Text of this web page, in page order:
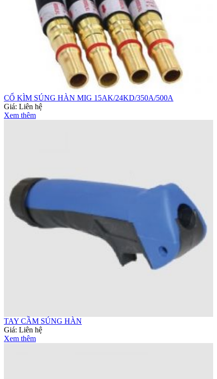
CỔ KÌM SÚNG HÀN MIG 15AK/24KD/350A/500A
Giá: Liên hệ
Xem thêm
TAY CẦM SÚNG HÀN
Giá: Liên hệ
Xem thêm